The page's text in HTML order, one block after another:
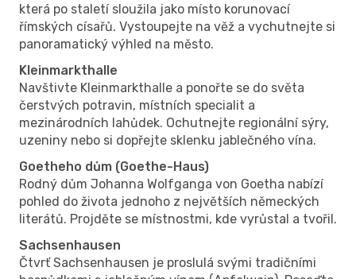
která po staletí sloužila jako místo korunovací
římských císařů. Vystoupejte na věž a vychutnejte si
panoramatický výhled na město.
Kleinmarkthalle
Navštivte Kleinmarkthalle a ponořte se do světa
čerstvých potravin, místních specialit a
mezinárodních lahůdek. Ochutnejte regionální sýry,
uzeniny nebo si dopřejte sklenku jablečného vína.
Goetheho dům (Goethe-Haus)
Rodný dům Johanna Wolfganga von Goetha nabízí
pohled do života jednoho z největších německých
literátů. Projděte se místnostmi, kde vyrůstal a tvořil.
Sachsenhausen
Čtvrť Sachsenhausen je proslulá svými tradičními